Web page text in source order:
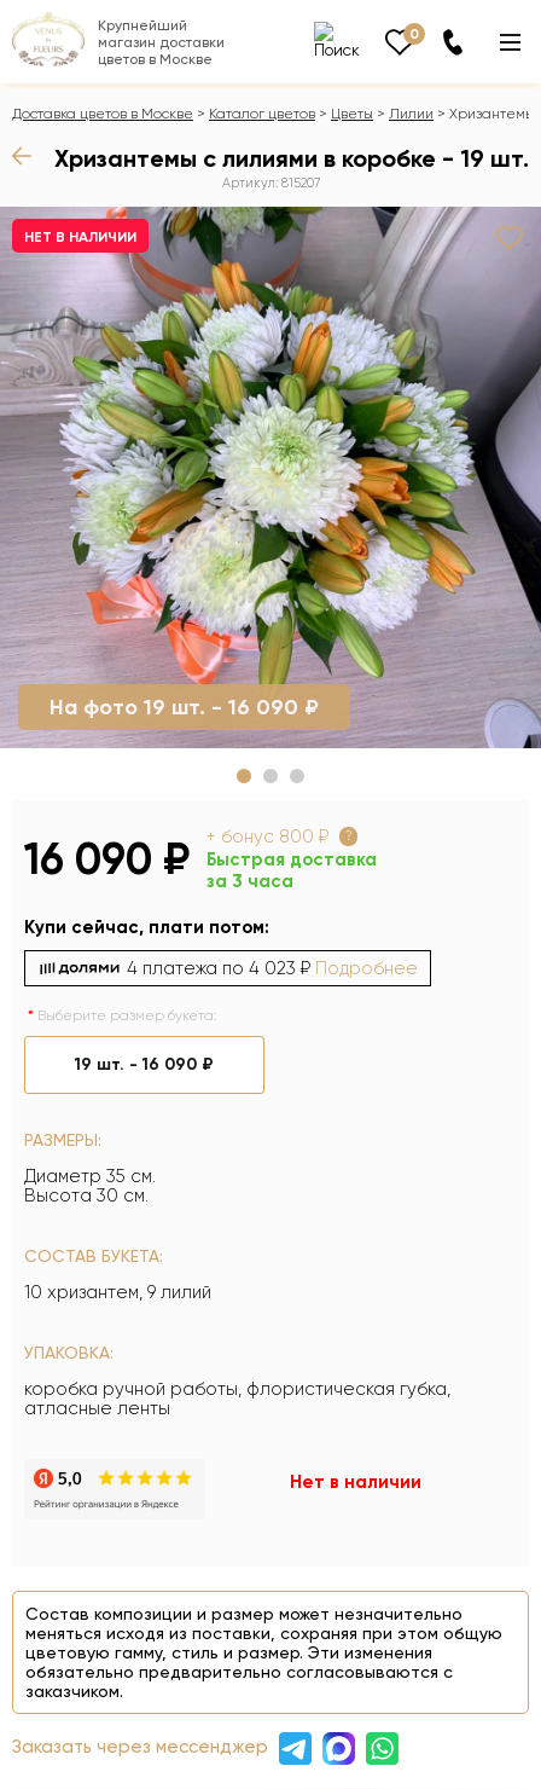
Крупнейший
магазин доставки
цветов в Москве
0
Доставка цветов в Москве Каталог цветов Цветы Лилии Хризантемы
Хризантемы с лилиями в коробке - 19 шт.
Артикул: 815207
На фото 19 шт. - 16 090 ₽
НЕТ В НАЛИЧИИ
16 090 ₽ + бонус 800 ₽ ?
Быстрая доставка
за 3 часа
Купи сейчас, плати потом:
4 платежа по 4 023 ₽ Подробнее
Выберите размер букета:
19 шт. -16 090 ₽
РАЗМЕРЫ:
Диаметр 35 см.
Высота 30 см.
СОСТАВ БУКЕТА:
10 хризантем, 9 лилий
УПАКОВКА:
коробка ручной работы, флористическая губка,
атласные ленты
Нет в наличии
Состав композиции и размер может незначительно
меняться исходя из поставки, сохраняя при этом общую
цветовую гамму, стиль и размер. Эти изменения
обязательно предварительно согласовываются с
заказчиком.
Заказать через мессенджер